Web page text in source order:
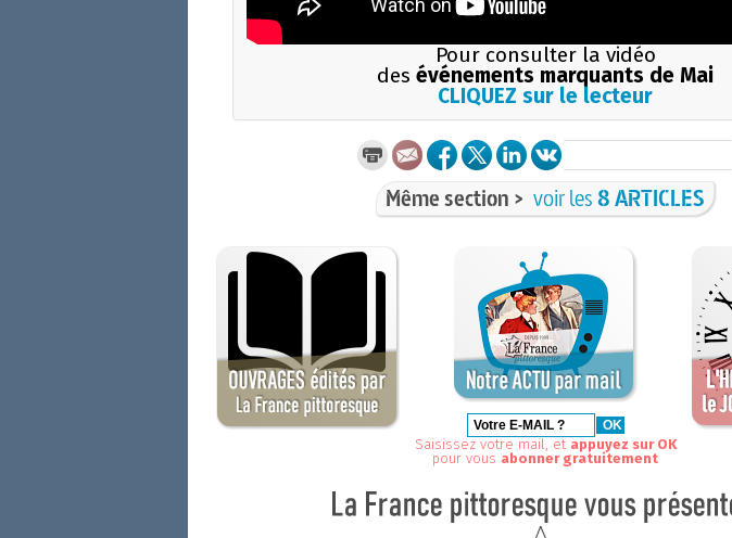
Pour consulter la vidéo
des événements marquants de Mai
CLIQUEZ sur le lecteur
Même section > voir les8 ARTICLES
Saisissez votre mail, et appuyez sur OK
pour vous abonner gratuitement